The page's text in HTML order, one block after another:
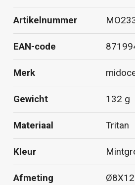
Artikelnummer
EAN-code
Merk
Gewicht 132 g
Materiaal Tritan
Kleur
Afmeting